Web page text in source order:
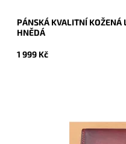
PÁNSKÁ KVALITNÍ
HNĚDÁ
1 999 Kč
dvě samostatné části.
přednosti této peněženky.